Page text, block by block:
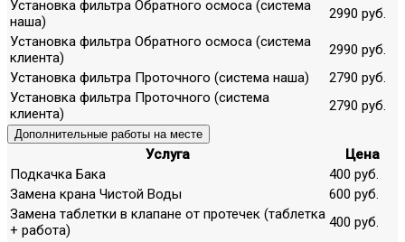
Установка фильтра Обратного осмоса (система
наша)
2990 руб.
Установка фильтра Обратного осмоса (система
клиента)
2990 руб.
Установка фильтра Проточного (система наша)
2790 руб.
Установка фильтра Проточного (система
клиента)
2790 руб.
Дополнительные работы на месте
Услуга
Цена
Подкачка Бака
400 руб.
Замена крана Чистой Воды
600 руб.
Замена таблетки в клапане от протечек (таблетка
+ работа)
400 руб.